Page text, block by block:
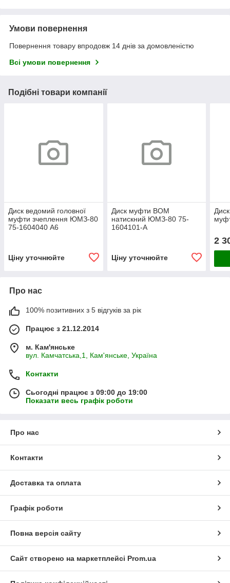
Умови повернення
Повернення товару впродовж 14 днів за домовленістю
Всі умови повернення
Подібні товари компанії
Диск ведомий головної
муфти зчеплення ЮМЗ-80
75-1604040 А6
Ціну уточнюйте
Диск муфти ВОМ
натискний ЮМЗ-80 75-
1604101-А
Ціну уточнюйте
2
Про нас
100% позитивних з 5 відгуків за рік
Працює з 21.12.2014
м. Кам'янське
вул. Камчатська,1, Кам'янське, Україна
Контакти
Сьогодні працює з 09:00 до 19:00
Показати весь графік роботи
Про нас
Контакти
Доставка та оплата
Графік роботи
Повна версія сайту
Сайт створено на маркетплейсі Prom.ua